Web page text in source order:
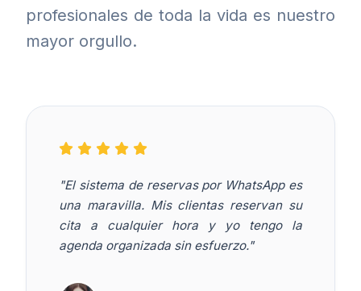
profesionales de toda la vida es nuestro
mayor orgullo.
"El sistema de reservas por WhatsApp es
una maravilla. Mis clientas reservan su
cita a cualquier hora y yo tengo la
agenda organizada sin esfuerzo."